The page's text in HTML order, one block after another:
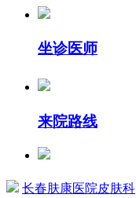
坐诊医师
来院路线
长春肤康医院皮肤科